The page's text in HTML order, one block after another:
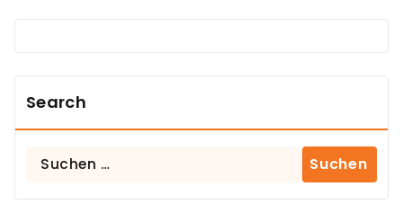
Search
Suchen